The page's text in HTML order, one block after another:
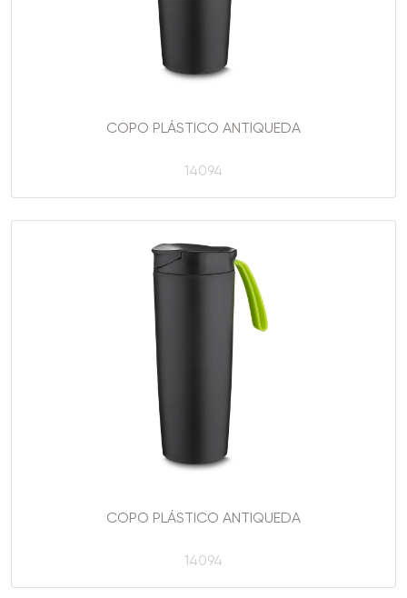
COPO PLÁSTICO ANTIQUEDA
14094
COPO PLÁSTICO ANTIQUEDA
14094